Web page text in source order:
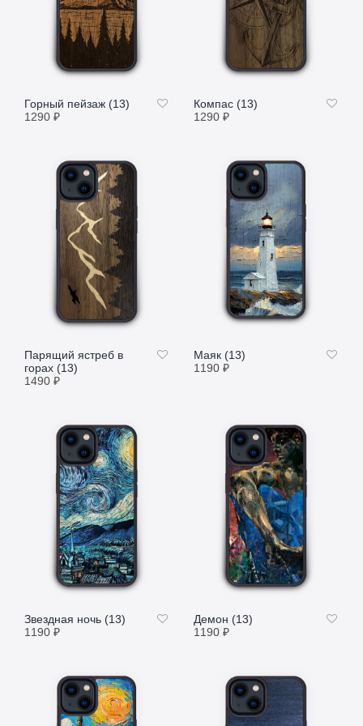
Горный пейзаж (13)
1290 ₽
Компас (13)
1290 ₽
Парящий ястреб в
горах (13)
1490 ₽
Маяк (13)
1190 ₽
Звездная ночь (13)
1190 ₽
Демон (13)
1190 ₽